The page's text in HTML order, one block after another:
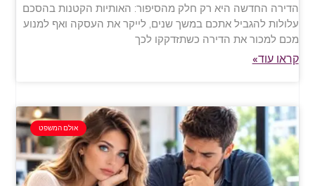
הדירה החדשה היא רק חלק מהסיפור: האותיות הקטנות בהסכם
עלולות להגביל אתכם במשך שנים, לייקר את העסקה ואף למנוע
מכם למכור את הדירה כשתזדקקו לכך
קראו עוד»
אולם המשפט